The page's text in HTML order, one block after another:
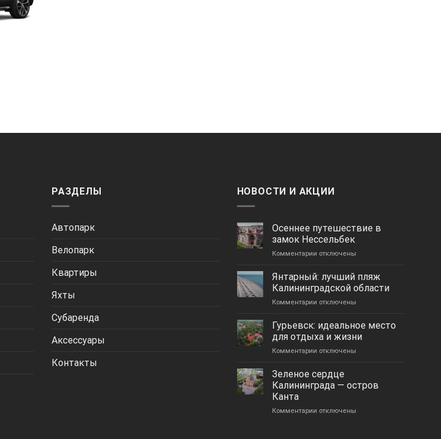
РАЗДЕЛЫ
Автопарк
Велопарк
Квартиры
Яхты
Субаренда
Аксессуары
Контакты
НОВОСТИ И АКЦИИ
Осеннее путешествие в
замок Нессельбек
Комментариик
Осеннее
путешествие
в
замок
отключены
Янтарный: лучший пляж
Калининградской области
Комментариик
Янтарный:
лучший
пляж
Калининградской
отключены
Гурьевск: идеальное место
для отдыха и жизни
Комментариик
Гурьевск:
идеальное
место
отдыха
отключены
Зеленое сердце
Калининграда — остров
Канта
Комментариикотключены